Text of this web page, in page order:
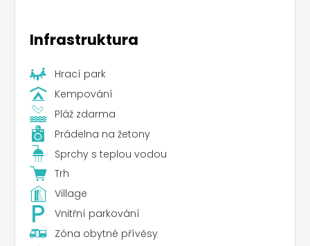
Infrastruktura
Hrací park
Kempování
Pláž zdarma
Prádelna na žetony
Sprchy s teplou vodou
Trh
Village
Vnitřní parkování
Zóna obytné přívěsy